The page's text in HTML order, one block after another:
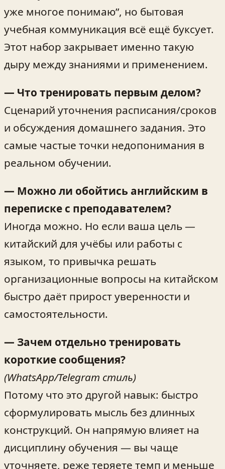
уже многое понимаю”, но бытовая
учебная коммуникация всё ещё буксует.
Этот набор закрывает именно такую
дыру между знаниями и применением.
— Что тренировать первым делом?
Сценарий уточнения расписания/сроков
и обсуждения домашнего задания. Это
самые частые точки недопонимания в
реальном обучении.
— Можно ли обойтись английским в
переписке с преподавателем?
Иногда можно. Но если ваша цель —
китайский для учёбы или работы с
языком, то привычка решать
организационные вопросы на китайском
быстро даёт прирост уверенности и
самостоятельности.
— Зачем отдельно тренировать
короткие сообщения?
(WhatsApp/Telegram стиль)
Потому что это другой навык: быстро
сформулировать мысль без длинных
конструкций. Он напрямую влияет на
дисциплину обучения — вы чаще
уточняете, реже теряете темп и меньше